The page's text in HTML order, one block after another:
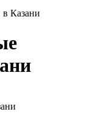
Казани